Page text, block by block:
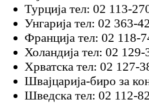
Турција тел: 02 113-
Унгарија тел: 02 363-
Франција тел: 02 118-
Холандија тел: 02 129-
Хрватска тел: 02 127-
Швајцарија-биро за
Шведска тел: 02 112-